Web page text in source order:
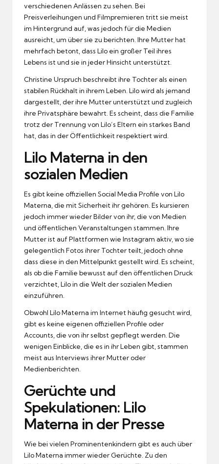
verschiedenen Anlässen zu sehen. Bei
Preisverleihungen und Filmpremieren tritt sie meist
im Hintergrund auf, was jedoch für die Medien
ausreicht, um über sie zu berichten. Ihre Mutter hat
mehrfach betont, dass Lilo ein großer Teil ihres
Lebens ist und sie in jeder Hinsicht unterstützt.
Christine Urspruch beschreibt ihre Tochter als einen
stabilen Rückhalt in ihrem Leben. Lilo wird als jemand
dargestellt, der ihre Mutter unterstützt und zugleich
ihre Privatsphäre bewahrt. Es scheint, dass die Familie
trotz der Trennung von Lilo’s Eltern ein starkes Band
hat, das in der Öffentlichkeit respektiert wird.
Lilo Materna in den
sozialen Medien
Es gibt keine offiziellen Social Media Profile von Lilo
Materna, die mit Sicherheit ihr gehören. Es kursieren
jedoch immer wieder Bilder von ihr, die von Medien
und öffentlichen Veranstaltungen stammen. Ihre
Mutter ist auf Plattformen wie Instagram aktiv, wo sie
gelegentlich Fotos ihrer Tochter teilt, jedoch ohne
dass diese in den Mittelpunkt gestellt wird. Es scheint,
als ob die Familie bewusst auf den öffentlichen Druck
verzichtet, Lilo in die Welt der sozialen Medien
einzuführen.
Obwohl Lilo Materna im Internet häufig gesucht wird,
gibt es keine eigenen offiziellen Profile oder
Accounts, die von ihr selbst gepflegt werden. Die
wenigen Einblicke, die es in ihr Leben gibt, stammen
meist aus Interviews ihrer Mutter oder
Medienberichten.
Gerüchte und
Spekulationen: Lilo
Materna in der Presse
Wie bei vielen Prominentenkindern gibt es auch über
Lilo Materna immer wieder Gerüchte. Zu den